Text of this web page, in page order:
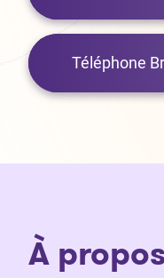
Téléphone
À